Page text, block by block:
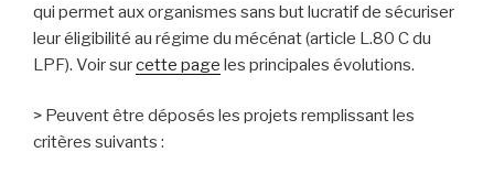
qui permet aux organismes sans but lucratif de sécuriser
leur éligibilité au régime du mécénat (article L.80 C du
LPF). Voir surcette page les principales évolutions.
> Peuvent être déposés les projets remplissant les
critères suivants :